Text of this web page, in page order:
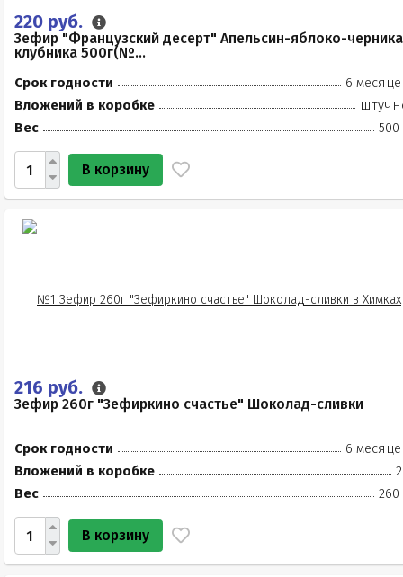
220 руб.
Зефир "Французский десерт" Апельсин-яблоко-
клубника 500г(№...
Срок годности
6
Вложений в коробке
Вес
500
В корзину
216 руб.
Зефир 260г "Зефиркино счастье" Шоколад-сливки
Срок годности
6
Вложений в коробке
Вес
260
В корзину